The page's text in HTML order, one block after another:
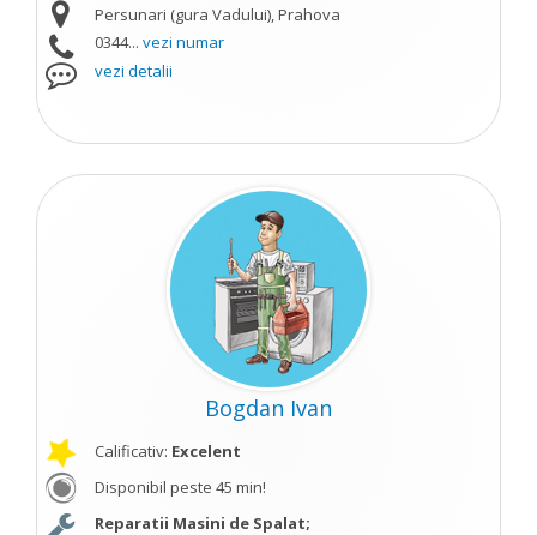
Persunari (gura Vadului), Prahova
0344... vezi numar
vezi detalii
Bogdan Ivan
Calificativ: Excelent
Disponibil peste 45 min!
Reparatii Masini de Spalat;